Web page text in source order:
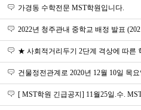
가경동 수학전문 MST학원입니다.
2022년 청주관내 중학교 배정 발표
★ 사회적거리두기 2단계 격상에 따른
건물정전관계로 2020년 12월 10일 목
[ MST학원 긴급공지] 11월25일.수.